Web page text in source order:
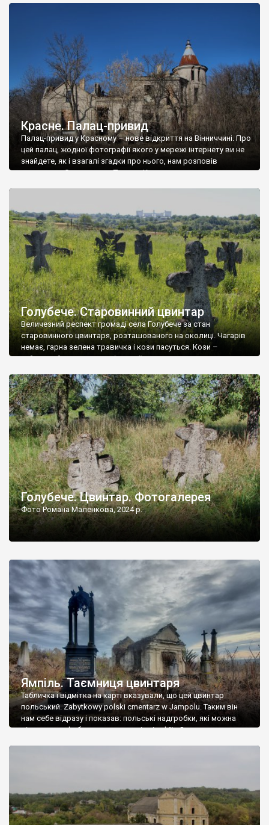
Красне. Палац-привид
Палац-привид у Красному – нове відкриття на Вінниччині. Про
цей палац, жодної фотографії якого у мережі інтернету ви не
знайдете, як і взагалі згадки про нього, нам розповів
мешканець Самгородка. Палац у Красному вразив не лише
Голубече. Старовинний цвинтар
Величезний респект громаді села Голубече за стан
старовинного цвинтаря, розташованого на околиці. Чагарів
немає, гарна зелена травичка і кози пасуться. Кози –
найкращий регулятор шкідливої, для старих кладовищ,
бруньками, кози ті бруньки обгризають, бо то улюблений
делікатес. На цвинтарі у Голубечому ціла колекція
різноманітних форм хрестів. Село відносно невелике, […]
Голубече. Цвинтар. Фотогалерея
Фото Романа Маленкова, 2024 р.
Ямпіль. Таємниця цвинтаря
Табличка і відмітка на карті вказували, що цей цвинтар
польський. Zabytkowy polski cmentarz w Jampolu. Таким він
нам себе відразу і показав: польські надгробки, які можна
віднести до фабричних, польські епітафії… Загалом цвинтар